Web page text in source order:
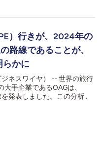
ートでは、信頼できるデー
ています。遅延の抑制やター
、メンテナンス需要の予
上にいたるまで、AIは既に
ただし、それは正確で完全
って支えられている場合に限
な調査、そして専門家の知
備とAIトランスフォーメー
ナル・レジリエンスの新時
）行きが、2024年の
路線であることが、
らかに
ネスワイヤ） -- 世界の旅行
手企業であるOAGは、
発表しました。この分析
占め、今年も年間ランキン
。2024年の最も混雑した国
い上位10路線にランクインし